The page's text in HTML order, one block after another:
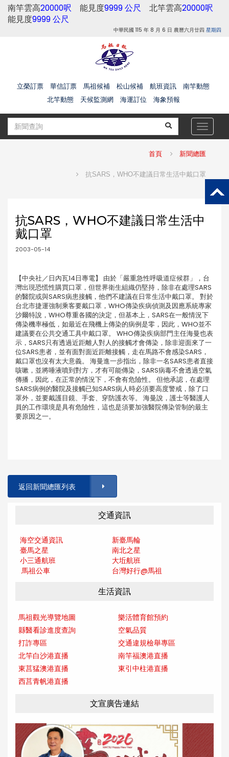
南竿雲高20000呎 能見度9999 公尺 北竿雲高20000呎
能見度9999 公尺
中華民國 115 年 8 月 6 日 農曆六月廿四 星期四
立榮訂票 華信訂票 馬祖候補 松山候補 航班資訊
南竿動態
北竿動態
天候監測網 海運訂位 海象預報
Toggle
首頁 新聞總匯
抗SARS，WHO不建議日常生活中戴口罩
抗SARS，WHO不建議日常生活中
戴口罩
2003-05-14
【中央社／日內瓦14日專電】 由於「嚴重急性呼吸道症候群」，台
灣出現恐慌性購買口罩，但世界衛生組織仍堅持，除非在處理SARS
的醫院或與SARS病患接觸，他們不建議在日常生活中戴口罩。 對於
台北市捷運強制乘客要戴口罩，WHO傳染疾病偵測及因應系統專家
沙爾特說，WHO尊重各國的決定，但基本上，SARS在一般情況下
傳染機率極低，如最近在飛機上傳染的病例是零，因此，WHO並不
建議要在公共交通工具中戴口罩。 WHO傳染疾病部門主任海曼也表
示，SARS只有透過近距離人對人的接觸才會傳染，除非迎面來了一
位SARS患者，並有面對面近距離接觸，走在馬路不會感染SARS，
戴口罩也沒有太大意義。 海曼進一步指出，除非一名SARS患者直接
咳嗽，並將唾液噴到對方，才有可能傳染，SARS病毒不會透過空氣
傳播，因此，在正常的情況下，不會有危險性。 但他承認，在處理
SARS病例的醫院及接觸已知SARS病人時必須要高度警戒，除了口
罩外，並要戴護目鏡、手套、穿防護衣等。 海曼說，護士等醫護人
員的工作環境是具有危險性，這也是須要加強醫院傳染管制的最主
要原因之一。
返回新聞總匯列表
交通資訊
海空交通資訊
新臺馬輪
臺馬之星
南北之星
小三通航班
大坵航班
馬祖公車
台灣好行@馬祖
生活資訊
馬祖觀光導覽地圖
樂活體育館預約
縣醫看診進度查詢
空氣品質
打詐專區
交通違規檢舉專區
北竿白沙港直播
南竿福澳港直播
東莒猛澳港直播
東引中柱港直播
西莒青帆港直播
文宣廣告連結